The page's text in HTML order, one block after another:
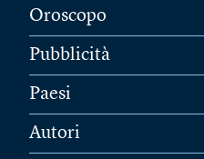
Oroscopo
Pubblicità
Paesi
Autori